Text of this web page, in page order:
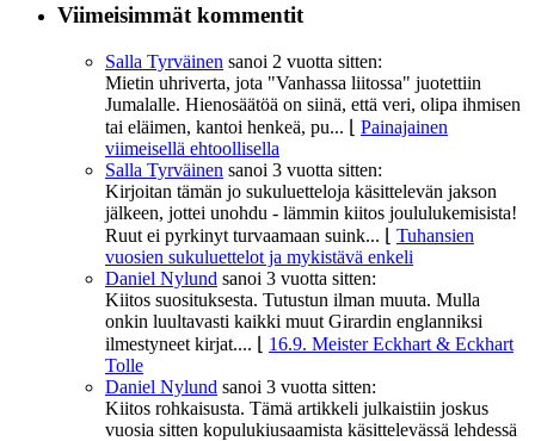
Viimeisimmät kommentit
Salla Tyrväinen sanoi 2 vuotta sitten:
Mietin uhriverta, jota "Vanhassa liitossa" juotettiin
Jumalalle. Hienosäätöä on siinä, että veri, olipa ihmisen
tai eläimen, kantoi henkeä, pu...
Painajainen
viimeisellä ehtoollisella
Salla Tyrväinen sanoi 3 vuotta sitten:
Kirjoitan tämän jo sukuluetteloja käsittelevän jakson
jälkeen, jottei unohdu - lämmin kiitos joululukemisista!
Ruut ei pyrkinyt turvaamaan suink...
Tuhansien
vuosien sukuluettelot ja mykistävä enkeli
Daniel Nylund sanoi 3 vuotta sitten:
Kiitos suosituksesta. Tutustun ilman muuta. Mulla
onkin luultavasti kaikki muut Girardin englanniksi
ilmestyneet kirjat....
16.9. Meister Eckhart & Eckhart
Tolle
Daniel Nylund sanoi 3 vuotta sitten:
Kiitos rohkaisusta. Tämä artikkeli julkaistiin joskus
vuosia sitten kopulukiusaamista käsittelevässä lehdessä